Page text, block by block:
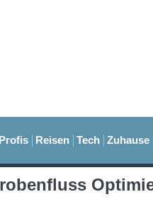
Profis Reisen Tech Zuhause